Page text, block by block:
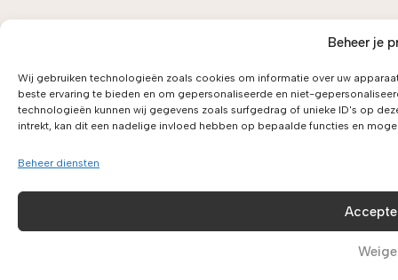
Beheer je
Wij gebruiken technologieën zoals cookies om informatie over uw
beste ervaring te bieden en om gepersonaliseerde en niet-
technologieën kunnen wij gegevens zoals surfgedrag of unieke ID's op
intrekt, kan dit een nadelige invloed hebben op bepaalde functies en
Beheer diensten